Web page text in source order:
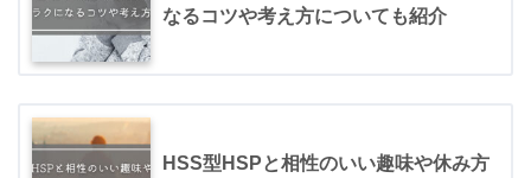
なるコツや考え方についても紹介
HSS型HSPと相性のいい趣味や休み方